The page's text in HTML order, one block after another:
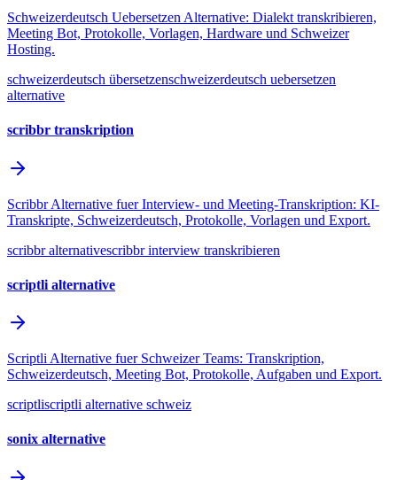
Schweizerdeutsch Uebersetzen Alternative: Dialekt transkribieren,
Meeting Bot, Protokolle, Vorlagen, Hardware und Schweizer
Hosting.
schweizerdeutsch übersetzenschweizerdeutsch uebersetzen
alternative
scribbr transkription
Scribbr Alternative fuer Interview- und Meeting-Transkription: KI-
Transkripte, Schweizerdeutsch, Protokolle, Vorlagen und Export.
scribbr alternativescribbr interview transkribieren
scriptli alternative
Scriptli Alternative fuer Schweizer Teams: Transkription,
Schweizerdeutsch, Meeting Bot, Protokolle, Aufgaben und Export.
scriptliscriptli alternative schweiz
sonix alternative